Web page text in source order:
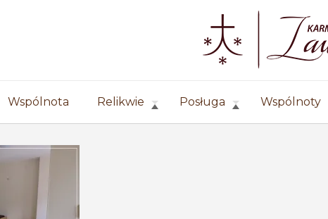
Wspólnota Relikwie Posługa Wspólnoty